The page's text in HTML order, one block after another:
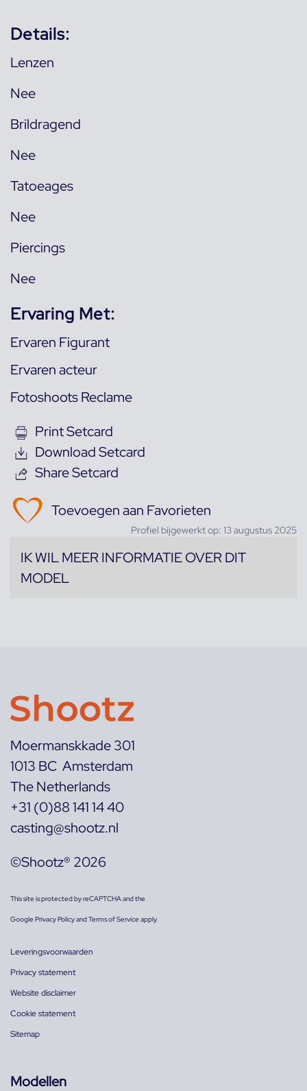
Details:
Lenzen
Nee
Brildragend
Nee
Tatoeages
Nee
Piercings
Nee
Ervaring Met:
Ervaren Figurant
Ervaren acteur
Fotoshoots Reclame
Print Setcard
Download Setcard
Share Setcard
Toevoegen aan Favorieten
Profiel bijgewerkt op: 13 augustus 2025
IK WIL MEER INFORMATIE OVER DIT
MODEL
Moermanskkade 301
1013 BC Amsterdam
The Netherlands
+31 (0)88 141 14 40
casting@shootz.nl
©Shootz® 2026
This site is protected by reCAPTCHA and the
GooglePrivacy PolicyandTerms of Serviceapply.
Leveringsvoorwaarden
Privacy statement
Website disclaimer
Cookie statement
Sitemap
Modellen